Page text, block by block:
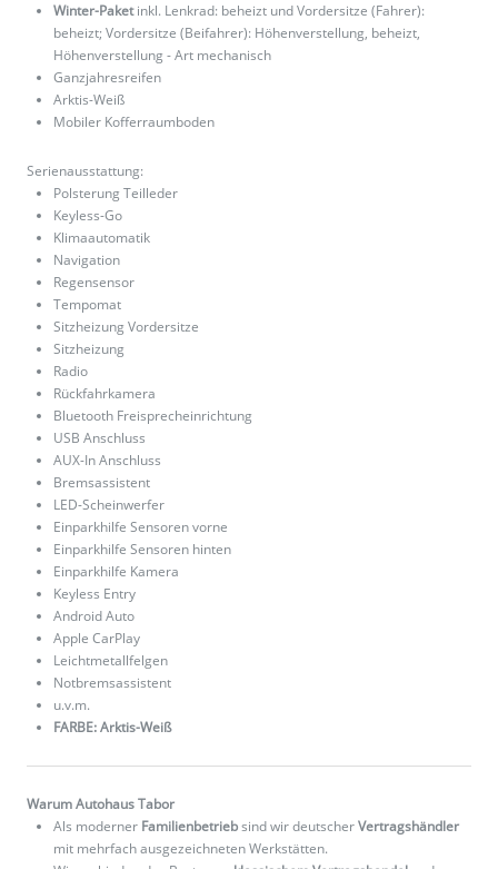
Winter-Paketinkl. Lenkrad: beheizt und Vordersitze (Fahrer):
beheizt; Vordersitze (Beifahrer): Höhenverstellung, beheizt,
Höhenverstellung - Art mechanisch
Ganzjahresreifen
Arktis-Weiß
Mobiler Kofferraumboden
Serienausstattung:
Polsterung Teilleder
Keyless-Go
Klimaautomatik
Navigation
Regensensor
Tempomat
Sitzheizung Vordersitze
Sitzheizung
Radio
Rückfahrkamera
Bluetooth Freisprecheinrichtung
USB Anschluss
AUX-In Anschluss
Bremsassistent
LED-Scheinwerfer
Einparkhilfe Sensoren vorne
Einparkhilfe Sensoren hinten
Einparkhilfe Kamera
Keyless Entry
Android Auto
Apple CarPlay
Leichtmetallfelgen
Notbremsassistent
u.v.m.
FARBE: Arktis-Weiß
Warum Autohaus Tabor
Als moderner Familienbetriebsind wir deutscherVertragshändler
mit mehrfach ausgezeichneten Werkstätten.